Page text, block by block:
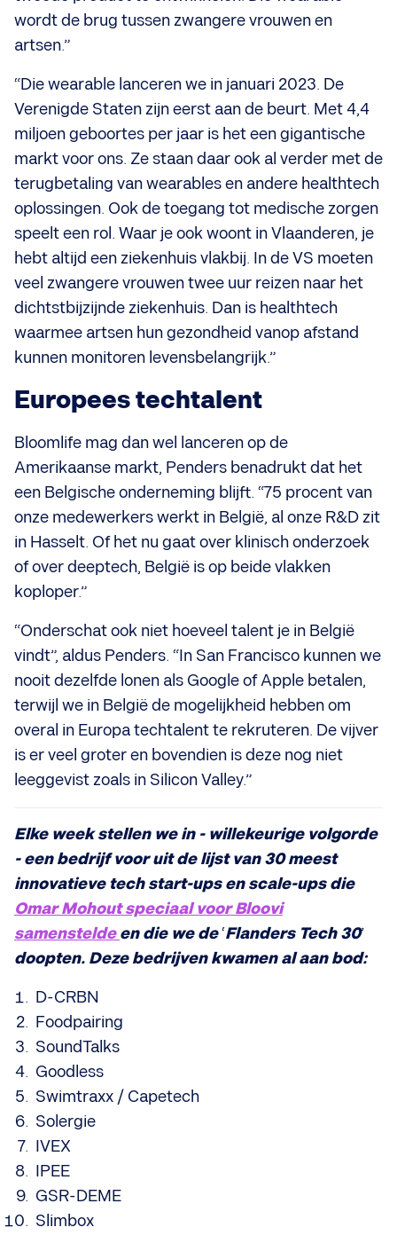
wordt de brug tussen zwangere vrouwen en
artsen.”
“Die wearable lanceren we in januari 2023. De
Verenigde Staten zijn eerst aan de beurt. Met 4,4
miljoen geboortes per jaar is het een gigantische
markt voor ons. Ze staan daar ook al verder met de
terugbetaling van wearables en andere healthtech
oplossingen. Ook de toegang tot medische zorgen
speelt een rol. Waar je ook woont in Vlaanderen, je
hebt altijd een ziekenhuis vlakbij. In de VS moeten
veel zwangere vrouwen twee uur reizen naar het
dichtstbijzijnde ziekenhuis. Dan is healthtech
waarmee artsen hun gezondheid vanop afstand
kunnen monitoren levensbelangrijk.”
Europees techtalent
Bloomlife mag dan wel lanceren op de
Amerikaanse markt, Penders benadrukt dat het
een Belgische onderneming blijft. “75 procent van
onze medewerkers werkt in België, al onze R&D zit
in Hasselt. Of het nu gaat over klinisch onderzoek
of over deeptech, België is op beide vlakken
koploper.”
“Onderschat ook niet hoeveel talent je in België
vindt”, aldus Penders. “In San Francisco kunnen we
nooit dezelfde lonen als Google of Apple betalen,
terwijl we in België de mogelijkheid hebben om
overal in Europa techtalent te rekruteren. De vijver
is er veel groter en bovendien is deze nog niet
leeggevist zoals in Silicon Valley.”
Elke week stellen we in - willekeurige volgorde
- een bedrijf voor uit de lijst van 30 meest
innovatieve tech start-ups en scale-ups die
Omar Mohout speciaal voor Bloovi
samensteldeen die we de‘Flanders Tech 30’
doopten. Deze bedrijven kwamen al aan bod:
D-CRBN
Foodpairing
SoundTalks
Goodless
Swimtraxx / Capetech
Solergie
IVEX
IPEE
GSR-DEME
Slimbox